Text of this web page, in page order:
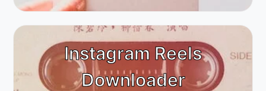
Instagram Reels
Downloader